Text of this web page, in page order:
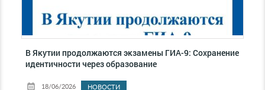
В Якутии продолжаются экзамены ГИА-9: Сохранение
идентичности через образование
18/06/2026 НОВОСТИ